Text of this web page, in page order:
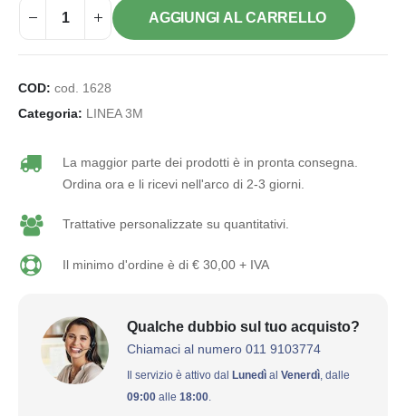
AGGIUNGI AL CARRELLO
COD: cod. 1628
Categoria:
LINEA 3M
La maggior parte dei prodotti è in pronta consegna.
Ordina ora e li ricevi nell'arco di 2-3 giorni.
Trattative personalizzate su quantitativi.
Il minimo d'ordine è di € 30,00 + IVA
Qualche dubbio sul tuo acquisto?
Chiamaci al numero 011 9103774
Il servizio è attivo dal Lunedì al Venerdì, dalle
09:00 alle 18:00.